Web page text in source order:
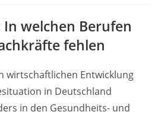
welchen Berufen
fehlen
wirtschaftlichen Entwicklung
in Deutschland
in den Gesundheits- und